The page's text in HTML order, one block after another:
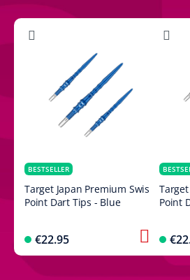
BESTSELLER
Target Japan Premium Swiss
Point Dart Tips - Blue
€22.95
Target
Point